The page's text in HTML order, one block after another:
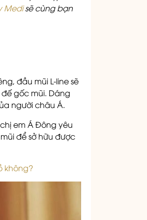
Medisẽ cùng bạn
đầu mũi L-line sẽ
gốc mũi. Dáng
người châu Á.
em Á Đông yêu
để sở hữu được
không?